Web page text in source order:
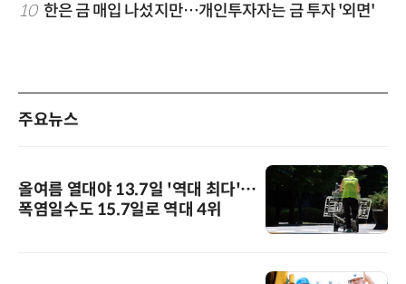
10 한은 금 매입 나섰지만…개인투자자는 금 투자 '외면'
주요뉴스
올여름 열대야 13.7일 '역대 최다'…
폭염일수도 15.7일로 역대 4위